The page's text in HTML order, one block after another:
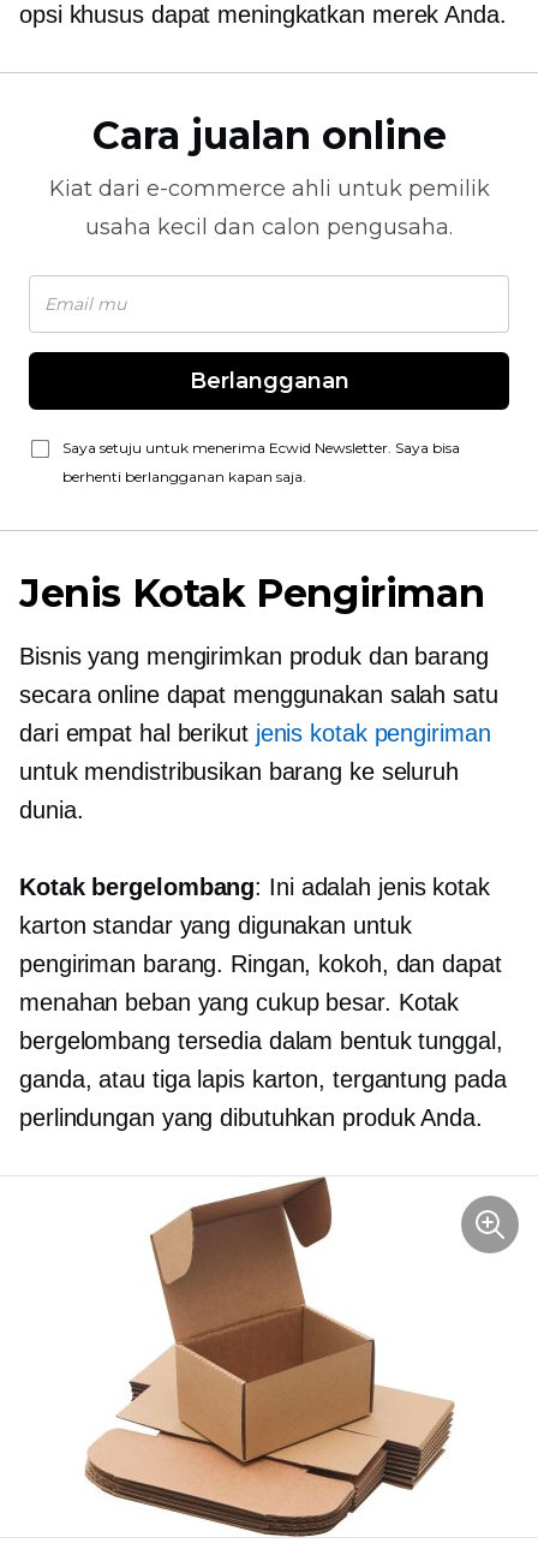
opsi khusus dapat meningkatkan merek Anda.
Cara jualan online
Kiat dari e-commerce ahli untuk pemilik
usaha kecil dan calon pengusaha.
Berlangganan
Saya setuju untuk menerima Ecwid Newsletter. Saya bisa
berhenti berlangganan kapan saja.
Jenis Kotak Pengiriman
Bisnis yang mengirimkan produk dan barang
secara online dapat menggunakan salah satu
dari empat hal berikut jenis kotak pengiriman
untuk mendistribusikan barang ke seluruh
dunia.
Kotak bergelombang: Ini adalah jenis kotak
karton standar yang digunakan untuk
pengiriman barang. Ringan, kokoh, dan dapat
menahan beban yang cukup besar. Kotak
bergelombang tersedia dalam bentuk tunggal,
ganda, atau tiga lapiskarton, tergantung pada
perlindungan yang dibutuhkan produk Anda.